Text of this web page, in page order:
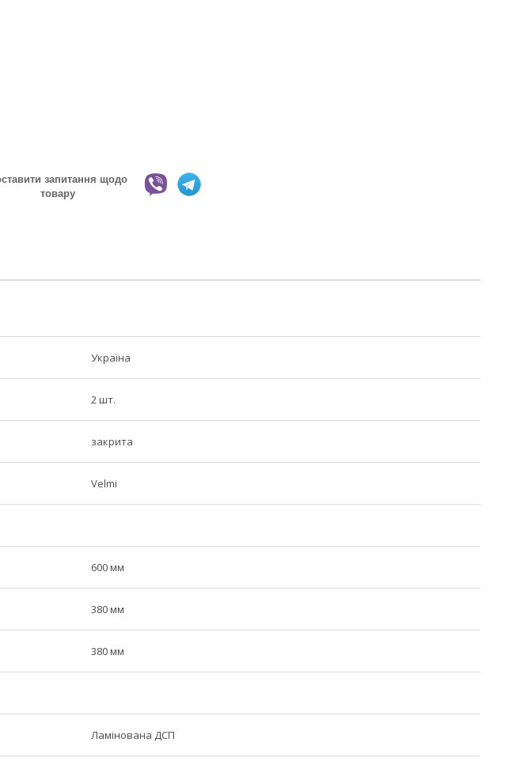
запитання щодо
товару
Україна
2 шт.
закрита
Velmi
600 мм
380 мм
380 мм
Ламінована ДСП